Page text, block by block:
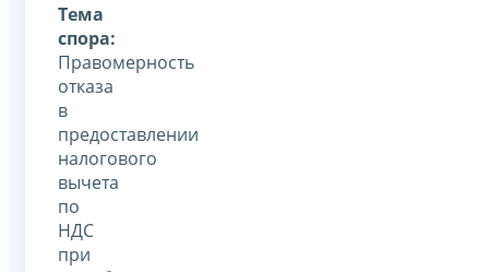
Тема
спора:
Правомерность
отказа
в
предоставлении
налогового
вычета
по
НДС
при